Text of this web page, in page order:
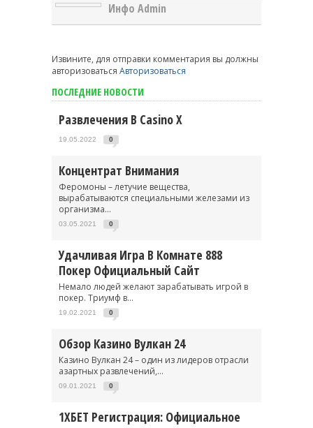
Инфо Admin
Извините, для отправки комментария вы должны
авторизоваться Авторизоваться
ПОСЛЕДНИЕ НОВОСТИ
Развлечения В Casino X
19.05.2022 0
Концентрат Внимания
Феромоны – летучие вещества,
вырабатываются специальными железами из
организма...
03.05.2021 0
Удачливая Игра В Комнате 888
Покер Официальный Сайт
Немало людей желают зарабатывать игрой в
покер. Триумф в...
19.02.2021 0
Обзор Казино Вулкан 24
Казино Вулкан 24 – один из лидеров отрасли
азартных развлечений,...
09.01.2021 0
1ХБЕТ Регистрация: Официальное